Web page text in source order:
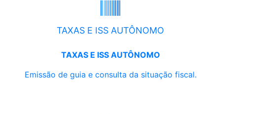
TAXAS E ISS AUTÔNOMO
TAXAS E ISS AUTÔNOMO
Emissão de guia e consulta da situação fiscal.